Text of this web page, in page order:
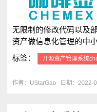
无限制的修改代码以及
资产做信息化管理的中
标签：
开源资产管理系统
作者：UStarGao 日期：2022-